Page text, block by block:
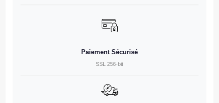
Paiement Sécurisé
SSL 256-bit